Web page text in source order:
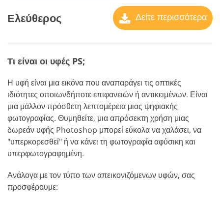
Ελεύθερος Δείτε περισσότερα
Τι είναι οι υφές PS;
Η υφή είναι μια εικόνα που αναπαράγει τις οπτικές
ιδιότητες οποιωνδήποτε επιφανειών ή αντικειμένων. Είναι
μια μάλλον πρόσθετη λεπτομέρεια μιας ψηφιακής
φωτογραφίας. Θυμηθείτε, μια απρόσεκτη χρήση μιας
δωρεάν υφής Photoshop μπορεί εύκολα να χαλάσει, να
"υπερκορεσθεί" ή να κάνει τη φωτογραφία αφύσικη και
υπερφωτογραφημένη.
Ανάλογα με τον τύπο των απεικονιζόμενων υφών, σας
προσφέρουμε: